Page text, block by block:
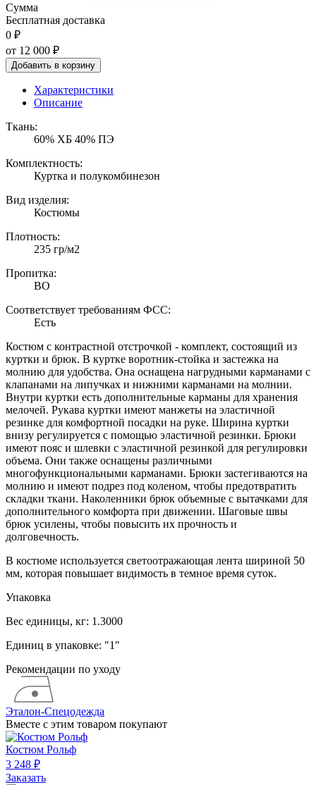
Сумма
Бесплатная доставка
0 ₽
от 12 000 ₽
Добавить в корзину
Характеристики
Описание
Ткань:
60% ХБ 40% ПЭ
Комплектность:
Куртка и полукомбинезон
Вид изделия:
Костюмы
Плотность:
235 гр/м2
Пропитка:
ВО
Соответствует требованиям ФСС:
Есть
Костюм с контрастной отстрочкой - комплект, состоящий из
куртки и брюк. В куртке воротник-стойка и застежка на
молнию для удобства. Она оснащена нагрудными карманами с
клапанами на липучках и нижними карманами на молнии.
Внутри куртки есть дополнительные карманы для хранения
мелочей. Рукава куртки имеют манжеты на эластичной
резинке для комфортной посадки на руке. Ширина куртки
внизу регулируется с помощью эластичной резинки. Брюки
имеют пояс и шлевки с эластичной резинкой для регулировки
объема. Они также оснащены различными
многофункциональными карманами. Брюки застегиваются на
молнию и имеют подрез под коленом, чтобы предотвратить
складки ткани. Наколенники брюк объемные с вытачками для
дополнительного комфорта при движении. Шаговые швы
брюк усилены, чтобы повысить их прочность и
долговечность.
В костюме используется светоотражающая лента шириной 50
мм, которая повышает видимость в темное время суток.
Упаковка
Вес единицы, кг: 1.3000
Единиц в упаковке: "1"
Рекомендации по уходу
Эталон-Спецодежда
Вместе с этим товаром покупают
Костюм Рольф
3 248 ₽
Заказать